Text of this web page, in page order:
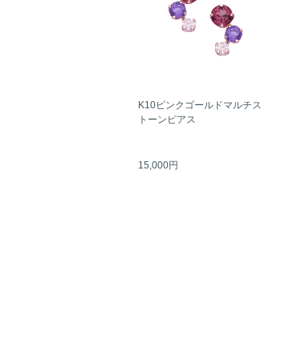
K10ピンクゴールドマルチス
トーンピアス
15,000円